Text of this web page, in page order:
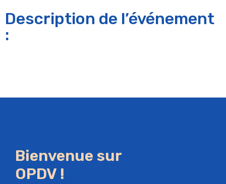
Description de l’événement
:
Bienvenue sur
OPDV !